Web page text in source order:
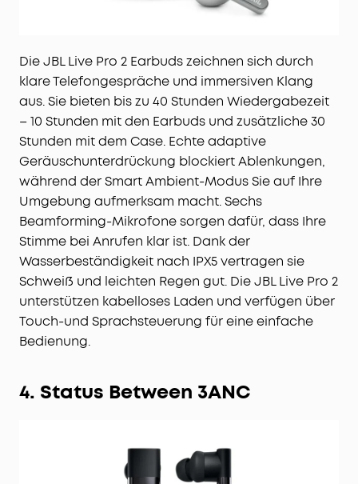
Die JBL Live Pro 2 Earbuds zeichnen sich durch
klare Telefongespräche und immersiven Klang
aus. Sie bieten bis zu 40 Stunden Wiedergabezeit
– 10 Stunden mit den Earbuds und zusätzliche 30
Stunden mit dem Case. Echte adaptive
Geräuschunterdrückung blockiert Ablenkungen,
während der Smart Ambient-Modus Sie auf Ihre
Umgebung aufmerksam macht. Sechs
Beamforming-Mikrofone sorgen dafür, dass Ihre
Stimme bei Anrufen klar ist. Dank der
Wasserbeständigkeit nach IPX5 vertragen sie
Schweiß und leichten Regen gut. Die JBL Live Pro 2
unterstützen kabelloses Laden und verfügen über
Touch-und Sprachsteuerung für eine einfache
Bedienung.
4. Status Between 3ANC